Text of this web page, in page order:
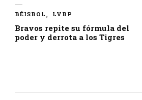
BÉISBOL LVBP
Bravos repite su fórmula del
poder y derrota a los Tigres